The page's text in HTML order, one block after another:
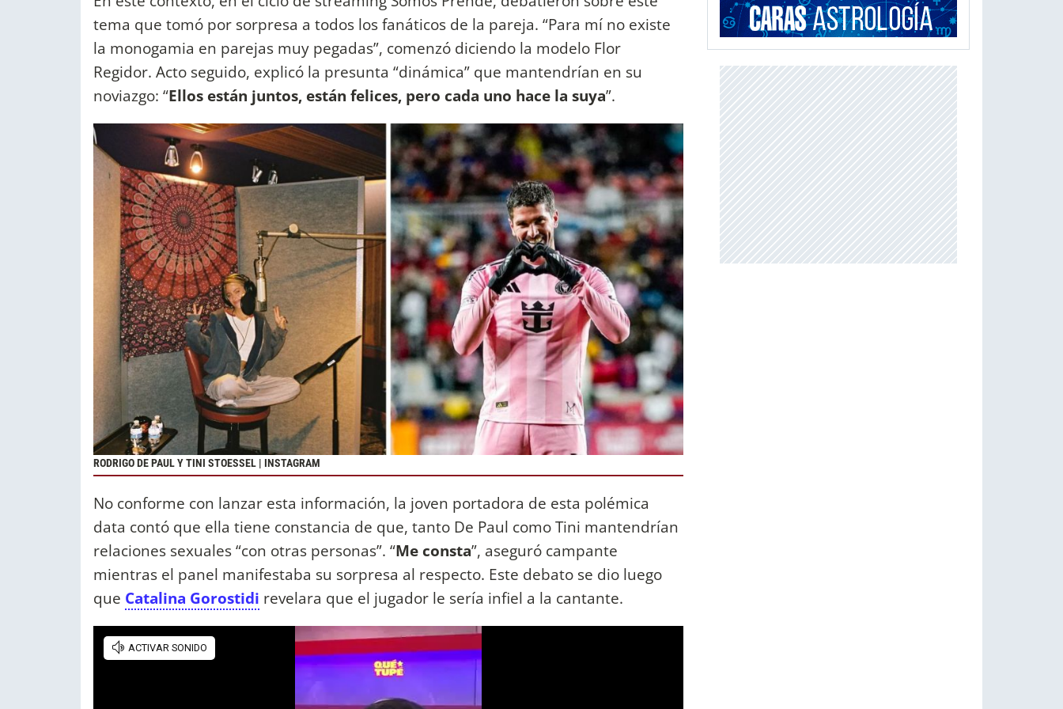
tema que tomó por sorpresa a todos los fanáticos de la pareja. “Para mí no existe
la monogamia en parejas muy pegadas”, comenzó diciendo la modelo Flor
Regidor. Acto seguido, explicó la presunta “dinámica” que mantendrían en su
noviazgo: “Ellos están juntos, están felices, pero cada uno hace la suya”.
RODRIGO DE PAUL Y TINI STOESSEL | INSTAGRAM
No conforme con lanzar esta información, la joven portadora de esta polémica
data contó que ella tiene constancia de que, tanto De Paul como Tini mantendrían
relaciones sexuales “con otras personas”. “Me consta”, aseguró campante
mientras el panel manifestaba su sorpresa al respecto. Este debato se dio luego
que Catalina Gorostidi revelara que el jugador le sería infiel a la cantante.